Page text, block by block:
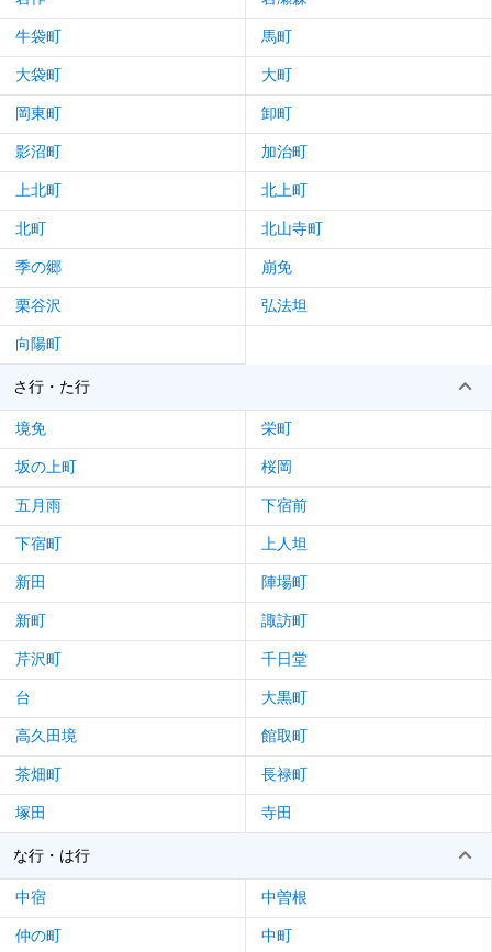
牛袋町 馬町
大袋町 大町
岡東町 卸町
影沼町 加治町
上北町 北上町
北町 北山寺町
季の郷 崩免
栗谷沢 弘法坦
向陽町
さ行・た行
境免 栄町
坂の上町 桜岡
五月雨 下宿前
下宿町 上人坦
新田 陣場町
新町 諏訪町
芹沢町 千日堂
台 大黒町
高久田境 館取町
茶畑町 長禄町
塚田 寺田
な行・は行
中宿 中曽根
仲の町 中町